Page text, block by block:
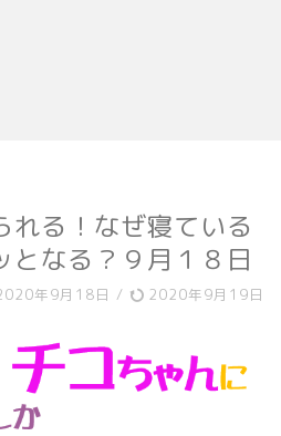
れる！なぜ寝ている
となる？９月１８日
年9月18日 / 2020年9月19日